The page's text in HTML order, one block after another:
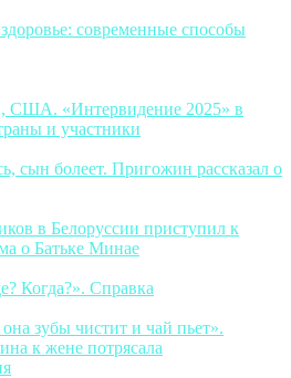
современные способы
США. «Интервидение 2025» в
и участники
сын болеет. Пригожин рассказал о
в Белоруссии приступил к
о Батьке Минае
Когда?». Справка
зубы чистит и чай пьет».
к жене потрясала